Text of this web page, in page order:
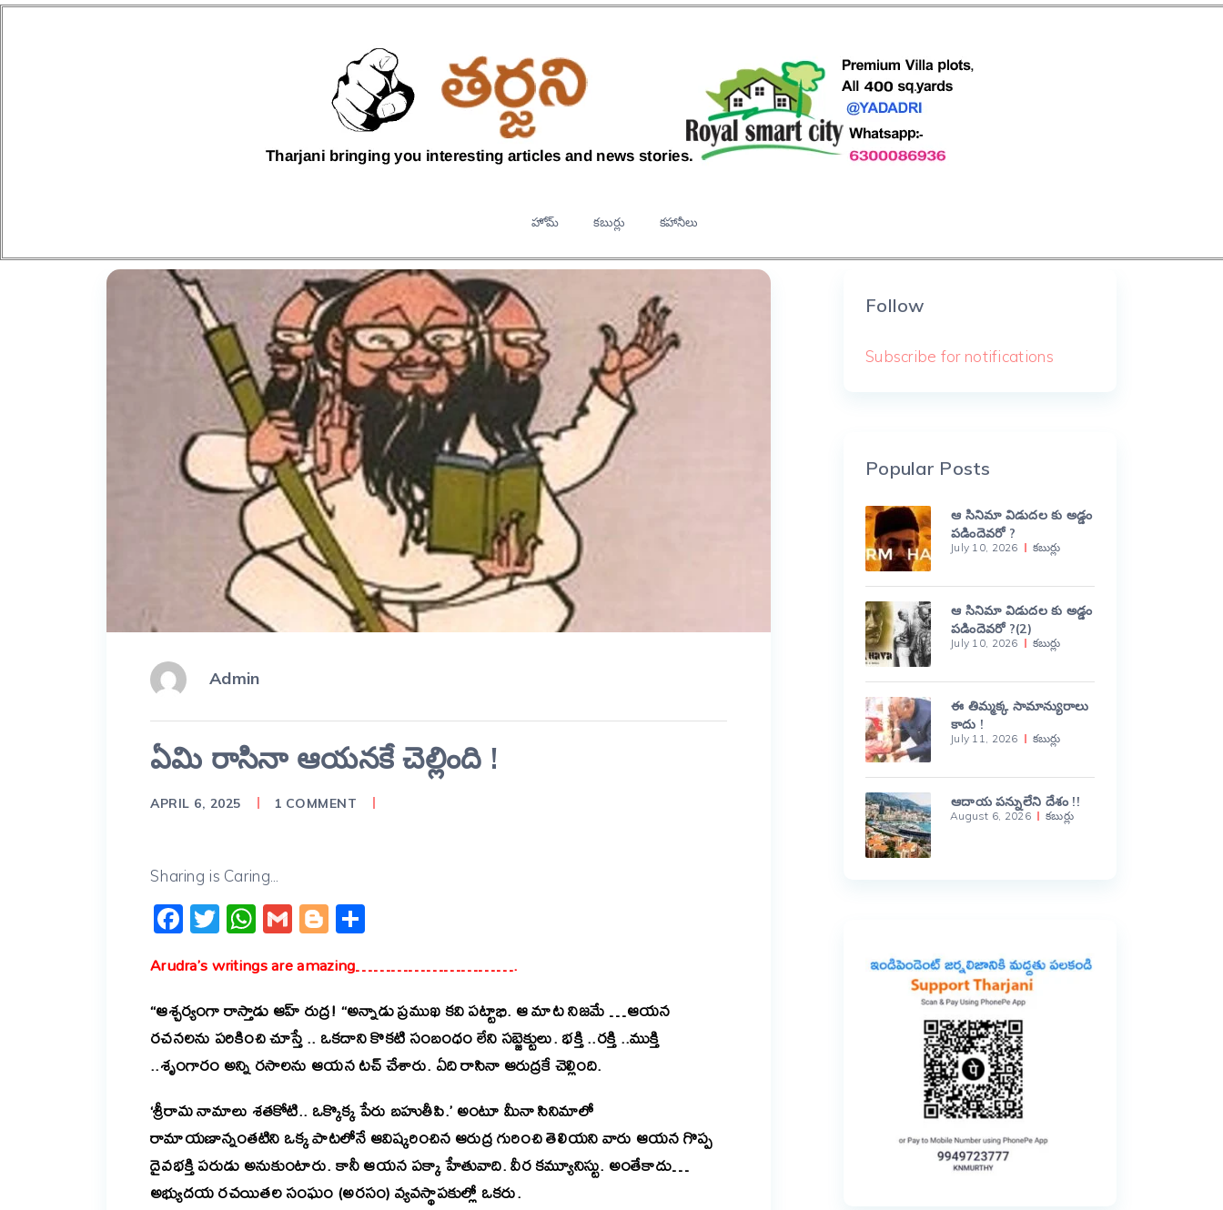
హోమ్ కబుర్లు కహానీలు
Admin
ఏమి రాసినా ఆయనకే చెల్లింది !
APRIL 6, 2025 1 COMMENT
Sharing is Caring...
Facebook
Twitter
WhatsApp
GmailBlogger
Arudra’s writings are amazing……………………….
“ఆశ్చర్యంగా రాస్తాడు ఆహ్ రుద్ర! “అన్నాడు ప్రముఖ కవి పట్టాభి. ఆ మాట నిజమే …ఆయన
రచనలను పరికించి చూస్తే .. ఒకదాని కొకటి సంబంధం లేని సబ్జెక్టులు. భక్తి ..రక్తి ..ముక్తి
..శృంగారం అన్ని రసాలను ఆయన టచ్ చేశారు. ఏది రాసినా ఆరుద్రకే చెల్లింది.
‘శ్రీరామ నామాలు శతకోటి.. ఒక్కొక్క పేరు బహుతీపి.’ అంటూ మీనా సినిమాలో
రామాయణాన్నంతటిని ఒక్క పాటలోనే ఆవిష్కరించిన ఆరుద్ర గురించి తెలియని వారు ఆయన గొప్ప
దైవభక్తి పరుడు అనుకుంటారు. కానీ ఆయన పక్కా హేతువాది. వీర కమ్యూనిస్టు. అంతేకాదు…
అభ్యుదయ రచయితల సంఘం (అరసం) వ్యవస్థాపకుల్లో ఒకరు.
Follow
Subscribe for notifications
Popular Posts
ఆ సినిమా విడుదల కు అడ్డం
పడిందెవరో ?
July 10, 2026 కబుర్లు
ఆ సినిమా విడుదల కు అడ్డం
పడిందెవరో ?(2)
July 10, 2026 కబుర్లు
ఈ తిమ్మక్క సామాన్యురాలు
కాదు !
July 11, 2026 కబుర్లు
ఆదాయ పన్నులేని దేశం !!
August 6, 2026 కబుర్లు